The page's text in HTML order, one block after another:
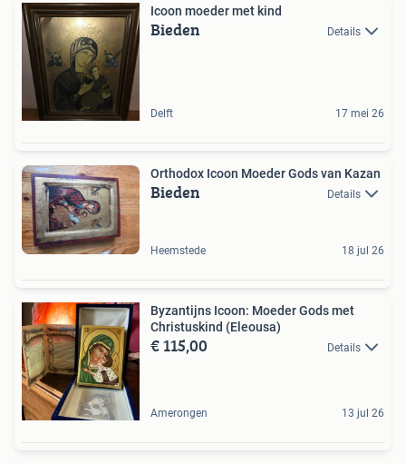
Icoon moeder met kind
Bieden Details
Delft 17 mei 26
Orthodox Icoon Moeder Gods van Kazan
Bieden Details
Heemstede 18 jul 26
Byzantijns Icoon: Moeder Gods met
Christuskind (Eleousa)
€ 115,00 Details
Amerongen 13 jul 26